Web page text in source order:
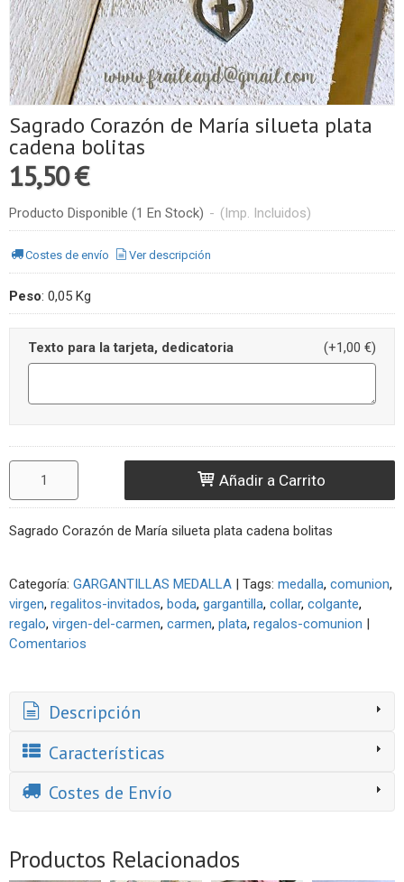
Sagrado Corazón de María silueta plata
cadena bolitas
15,50 €
Producto Disponible (1 En Stock) - (Imp. Incluidos)
Costes de envío Ver descripción
Peso: 0,05 Kg
Texto para la tarjeta, dedicatoria (+1,00 €)
Añadir a Carrito
Sagrado Corazón de María silueta plata cadena bolitas
Categoría: GARGANTILLAS MEDALLA | Tags: medalla comunion
virgen regalitos-invitados boda gargantilla collar colgante
regalo virgen-del-carmen carmen plata regalos-comunion |
Comentarios
Descripción
Características
Costes de Envío
Productos Relacionados